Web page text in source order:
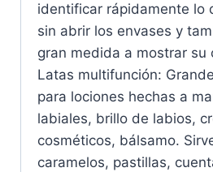
identificar rápidamente lo
sin abrir los envases y
gran medida a mostrar su
Latas multifunción:
para lociones hechas a
labiales, brillo de labios,
cosméticos, bálsamo.
caramelos, pastillas,